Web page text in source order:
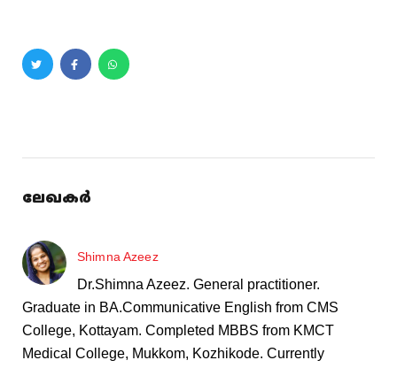
ലേഖകർ
Shimna Azeez
Dr.Shimna Azeez. General practitioner.
Graduate in BA.Communicative English from CMS
College, Kottayam. Completed MBBS from KMCT
Medical College, Mukkom, Kozhikode. Currently